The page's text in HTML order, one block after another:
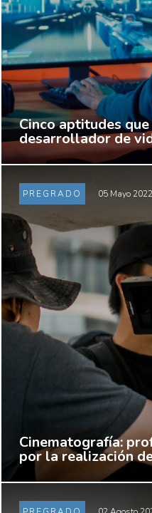
Cinco aptitudes
desarrollador de
PREGRADO 05 Mayo 2022
Cinematografía:
por la realización